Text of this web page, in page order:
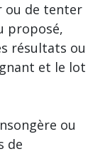
ou de tenter
proposé,
résultats ou
et le lot
ou
de